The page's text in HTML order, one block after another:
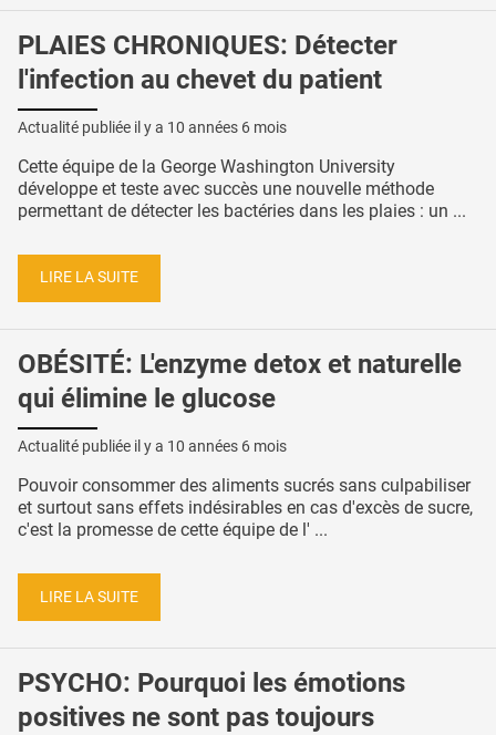
PLAIES CHRONIQUES: Détecter
l'infection au chevet du patient
Actualité publiée il y a 10 années 6 mois
Cette équipe de la George Washington University
développe et teste avec succès une nouvelle méthode
permettant de détecter les bactéries dans les plaies : un ...
LIRE LA SUITE
OBÉSITÉ: L'enzyme detox et naturelle
qui élimine le glucose
Actualité publiée il y a 10 années 6 mois
Pouvoir consommer des aliments sucrés sans culpabiliser
et surtout sans effets indésirables en cas d'excès de sucre,
c'est la promesse de cette équipe de l' ...
LIRE LA SUITE
PSYCHO: Pourquoi les émotions
positives ne sont pas toujours